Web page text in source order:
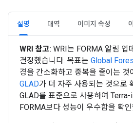
설명 대역 이미지 속성
WRI 참고: WRI는 FORMA 알림 업
결정했습니다. 목표는 Global
경을 간소화하고 중복을 줄이는 것
GLAD가 더 자주 사용되는 것으로
GLAD를 표준으로 사용하여
FORMA보다 성능이 우수함을 확